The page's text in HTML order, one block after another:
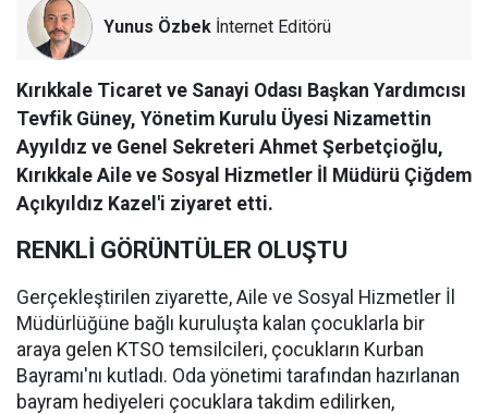
Yunus Özbek İnternet Editörü
Kırıkkale Ticaret ve Sanayi Odası Başkan Yardımcısı
Tevfik Güney, Yönetim Kurulu Üyesi Nizamettin
Ayyıldız ve Genel Sekreteri Ahmet Şerbetçioğlu,
Kırıkkale Aile ve Sosyal Hizmetler İl Müdürü Çiğdem
Açıkyıldız Kazel'i ziyaret etti.
RENKLİ GÖRÜNTÜLER OLUŞTU
Gerçekleştirilen ziyarette, Aile ve Sosyal Hizmetler İl
Müdürlüğüne bağlı kuruluşta kalan çocuklarla bir
araya gelen KTSO temsilcileri, çocukların Kurban
Bayramı'nı kutladı. Oda yönetimi tarafından hazırlanan
bayram hediyeleri çocuklara takdim edilirken,